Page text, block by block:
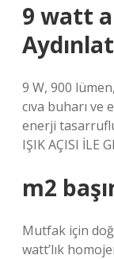
9 watt
9 W, 900
cıva buharı
enerji
IŞIK AÇISI İLE
m2
Mutfak için
watt’lık